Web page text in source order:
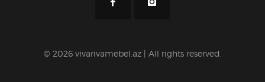
© 2026 vivarivamebel.az | All rights reserved.